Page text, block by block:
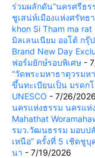
ร่วมผลักดัน“นครศรีธร
ชูเสน่ห์เมืองแห่งศรัท
khon Si Tham ma rat
มิลเลนเนียม ออโต้ กรุ๊
Brand New Day
ฟอร์มยักษ์รอบพิเศษ -
“วัดพระมหาธาตุวรมห
ขึ้นทะเบียนเป็น มรดก
UNESCO - 7/26/2026
นครแห่งธรรม นครแห่
Mahathat
รมว.วัฒนธรรม มอบปลั
เหนือ” ครั้งที่ 5 เชิด
นา - 7/19/2026